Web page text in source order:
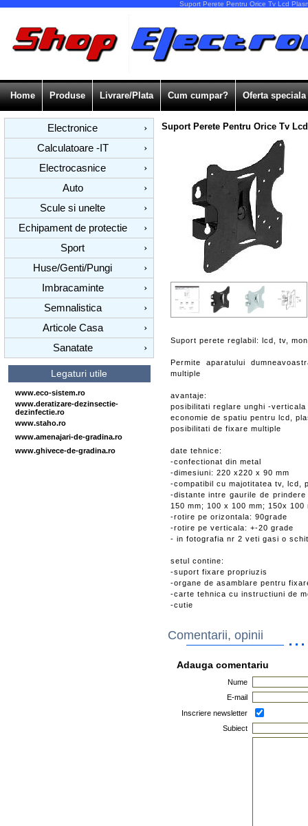
Suport Perete Pentru Orice Tv Lcd
Home Produse Livrare/Plata Cum cumpar? Oferta speciala
Electronice
›
Calculatoare -IT
›
Electrocasnice
›
Auto
›
Scule si unelte
›
Echipament de protectie
›
Sport
›
Huse/Genti/Pungi
›
Imbracaminte
›
Semnalistica
›
Articole Casa
›
Sanatate
›
Legaturi utile
www.eco-sistem.ro
www.deratizare-dezinsectie-
dezinfectie.ro
www.staho.ro
www.amenajari-de-gradina.ro
www.ghivece-de-gradina.ro
Suport Perete Pentru Orice Tv
Suport perete reglabil: lcd, tv,
Permite aparatului
multiple
avantaje:
posibilitati reglare unghi -verticala
economie de spatiu pentru lcd,
posibilitati de fixare multiple
date tehnice:
-confectionat din metal
-dimesiuni: 220 x220 x 90 mm
-compatibil cu majotitatea tv, lcd,
-distante intre gaurile de
150 mm; 100 x 100 mm; 150x 100
-rotire pe orizontala: 90grade
-rotire pe verticala: +-20 grade
- in fotografia nr 2 veti gasi o
setul contine:
-suport fixare propriuzis
-organe de asamblare pentru
-carte tehnica cu instructiuni de
-cutie
Comentarii, opinii
Adauga comentariu
Nume
E-mail
Inscriere newsletter
Subiect